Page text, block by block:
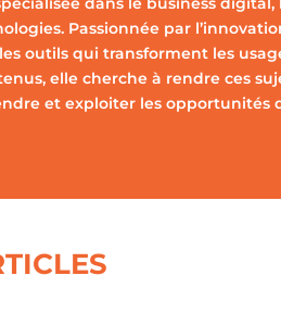
Passionnée par
outils qui transforment les
elle cherche à rendre ces
et exploiter les opportunités